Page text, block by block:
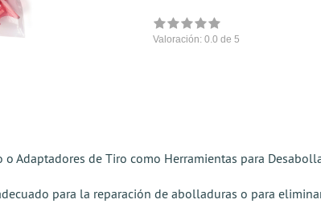
Valoración: 0.0 de 5
Adaptadores de Tiro como Herramientas para
para la reparación de abolladuras o para